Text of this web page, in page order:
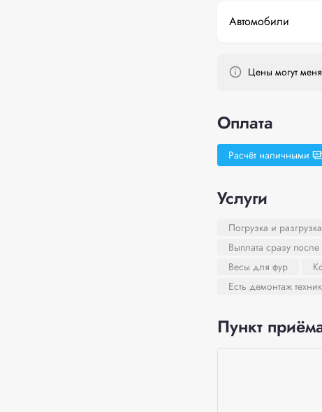
Автомобили
Цены могут
Оплата
Расчёт наличными
Услуги
Погрузка и
Выплата сразу
Весы для фур
Есть демонтаж
Пункт